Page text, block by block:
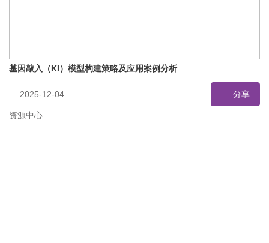
基因敲入（KI）模型构建策略及应用案例分析
2025-12-04 分享
资源中心